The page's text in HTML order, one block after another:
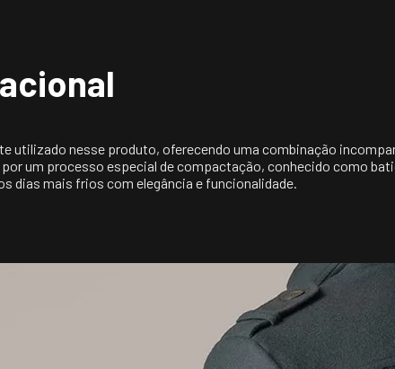
utilizado nesse produto, oferecendo uma combinação
um processo especial de compactação, conhecido como
dias mais frios com elegância e funcionalidade.